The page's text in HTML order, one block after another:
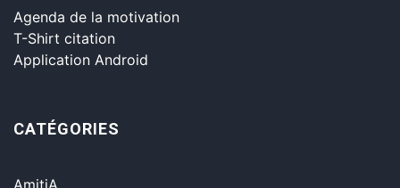
Agenda de la motivation
T-Shirt citation
Application Android
CATÉGORIES
AmitiA